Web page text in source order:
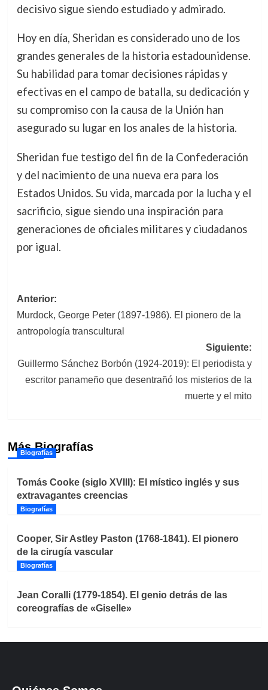
decisivo sigue siendo estudiado y admirado.
Hoy en día, Sheridan es considerado uno de los
grandes generales de la historia estadounidense.
Su habilidad para tomar decisiones rápidas y
efectivas en el campo de batalla, su dedicación y
su compromiso con la causa de la Unión han
asegurado su lugar en los anales de la historia.
Sheridan fue testigo del fin de la Confederación
y del nacimiento de una nueva era para los
Estados Unidos. Su vida, marcada por la lucha y el
sacrificio, sigue siendo una inspiración para
generaciones de oficiales militares y ciudadanos
por igual.
Navegación
de
entradas
Anterior:
Murdock, George Peter (1897-1986). El pionero de la
antropología transcultural
Siguiente:
Guillermo Sánchez Borbón (1924-2019): El periodista y
escritor panameño que desentrañó los misterios de la
muerte y el mito
Más Biografías
Biografías
Tomás Cooke (siglo XVIII): El místico inglés y sus
extravagantes creencias
Biografías
Cooper, Sir Astley Paston (1768-1841). El pionero
de la cirugía vascular
Biografías
Jean Coralli (1779-1854). El genio detrás de las
coreografías de «Giselle»